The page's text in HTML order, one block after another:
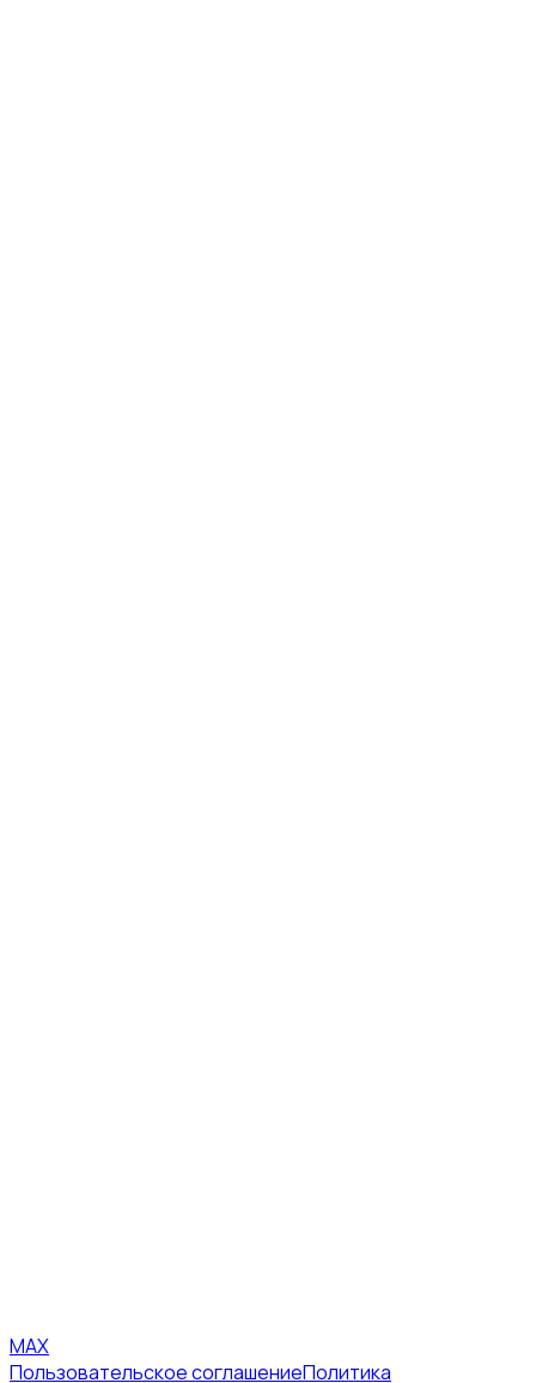
MAX
Пользовательское соглашениеПолитика